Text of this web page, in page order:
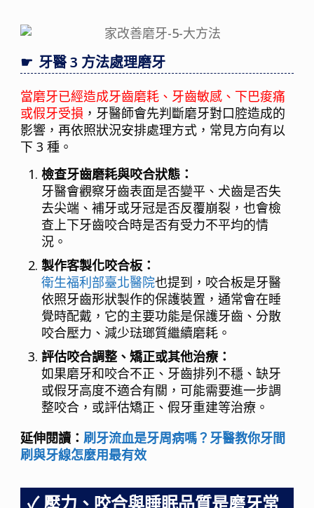
牙醫 3 方法處理磨牙
當磨牙已經造成牙齒磨耗、牙齒敏感、下巴痠痛
或假牙受損 ，牙醫師會先判斷磨牙對口腔造成的
影響，再依照狀況安排處理方式，常見方向有以
下 3 種。
檢查牙齒磨耗與咬合狀態：
牙醫會觀察牙齒表面是否變平、犬齒是否失
去尖端、補牙或牙冠是否反覆崩裂，也會檢
查上下牙齒咬合時是否有受力不平均的情
況。
製作客製化咬合板：
衛生福利部臺北醫院也提到，咬合板是牙醫
依照牙齒形狀製作的保護裝置，通常會在睡
覺時配戴，它的主要功能是保護牙齒、分散
咬合壓力、減少琺瑯質繼續磨耗。
評估咬合調整、矯正或其他治療：
如果磨牙和咬合不正、牙齒排列不穩、缺牙
或假牙高度不適合有關，可能需要進一步調
整咬合，或評估矯正、假牙重建等治療。
延伸閱讀：刷牙流血是牙周病嗎？牙醫教你牙間
刷與牙線怎麼用最有效
壓力、咬合與睡眠品質是磨牙常